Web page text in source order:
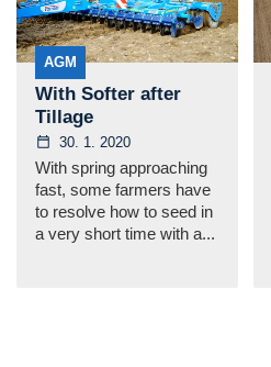
AGM
With Softer after
Tillage
30. 1. 2020
With spring approaching
fast, some farmers have
to resolve how to seed in
a very short time with a...